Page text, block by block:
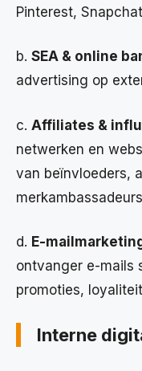
Pinterest,
b. SEA & online
advertising op
c. Affiliates &
netwerken en
van beïnvloeders,
d. E-
ontvanger e-mails
promoties,
Interne